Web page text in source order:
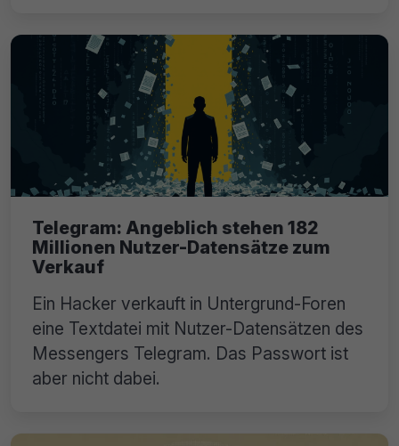
Telegram: Angeblich stehen 182
Millionen Nutzer-Datensätze zum
Verkauf
Ein Hacker verkauft in Untergrund-Foren
eine Textdatei mit Nutzer-Datensätzen des
Messengers Telegram. Das Passwort ist
aber nicht dabei.